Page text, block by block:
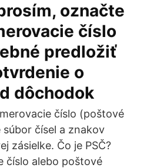
označte
číslo
predložiť
o
dôchodok
číslo (poštové
čísel a znakov
zásielke. Čo je PSČ?
číslo alebo poštové